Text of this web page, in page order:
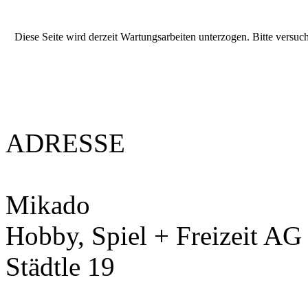
Diese Seite wird derzeit Wartungsarbeiten unterzogen. Bitte
ADRESSE
Mikado
Hobby, Spiel + Freizeit AG
Städtle 19